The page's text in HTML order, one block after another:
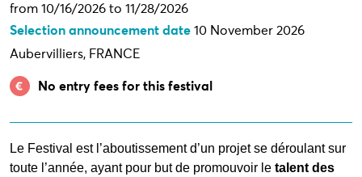
from 10/16/2026 to 11/28/2026
Selection announcement date 10 November 2026
Aubervilliers, FRANCE
No entry fees for this festival
Le Festival est l’aboutissement d’un projet se déroulant sur
toute l’année, ayant pour but de promouvoir le talent des